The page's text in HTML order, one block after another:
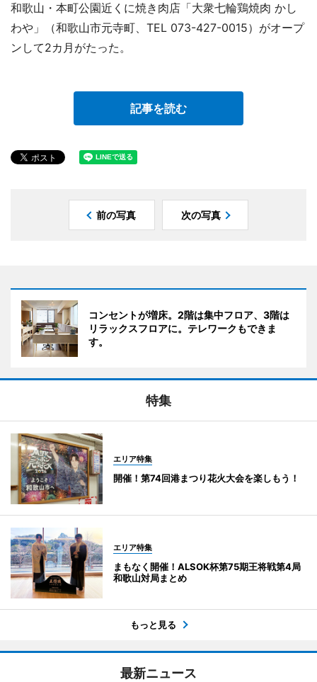
和歌山・本町公園近くに焼き肉店「大衆七輪鶏焼肉 かし
わや」（和歌山市元寺町、TEL 073-427-0015）がオープ
ンして2カ月がたった。
記事を読む
前の写真 次の写真
コンセントが増床。2階は集中フロア、3階は
リラックスフロアに。テレワークもできま
す。
特集
エリア特集
開催！第74回港まつり花火大会を楽しもう！
エリア特集
まもなく開催！ALSOK杯第75期王将戦第4局
和歌山対局まとめ
もっと見る
最新ニュース